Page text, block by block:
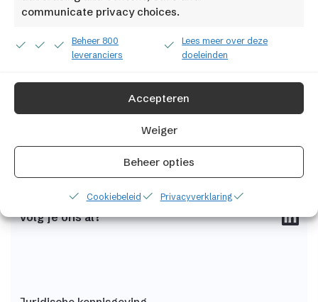
communicate privacy choices.
Beheer 800
leveranciers
Lees meer over deze
doeleinden
Accepteren
Weiger
Beheer opties
Cookiebeleid Privacyverklaring
Integraties
Over ons
Werken bijFactif
Contact
Volg je ons al?